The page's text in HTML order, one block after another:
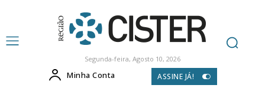
Segunda-feira, Agosto 10, 2026
Minha Conta ASSINE JÁ!